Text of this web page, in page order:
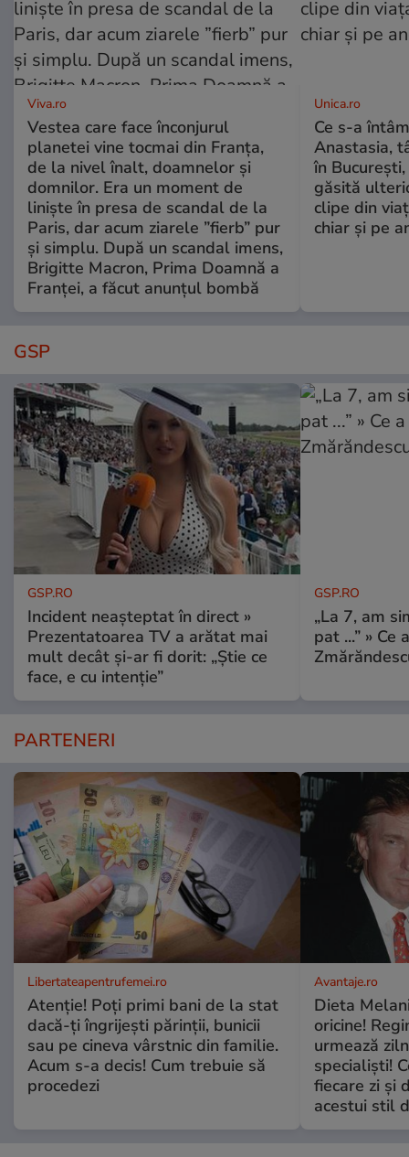
Viva.ro
Vestea care face înconjurul
planetei vine tocmai din Franța,
de la nivel înalt, doamnelor și
domnilor. Era un moment de
liniște în presa de scandal de la
Paris, dar acum ziarele ”fierb” pur
și simplu. După un scandal imens,
Brigitte Macron, Prima Doamnă a
Franței, a făcut anunțul bombă
Unica.ro
Ce s-a
Anastasia,
în
găsită
clipe din
chiar și pe
GSP
GSP.RO
Incident neașteptat în direct »
Prezentatoarea TV a arătat mai
mult decât și-ar fi dorit: „Știe ce
face, e cu intenție”
GSP.RO
„La 7, am
pat ...” »
PARTENERI
Libertateapentrufemei.ro
Atenție! Poți primi bani de la stat
dacă-ți îngrijești părinții, bunicii
sau pe cineva vârstnic din familie.
Acum s-a decis! Cum trebuie să
procedezi
Avantaje.ro
Dieta
oricine!
urmează
specialiști!
fiecare zi și
acestui stil